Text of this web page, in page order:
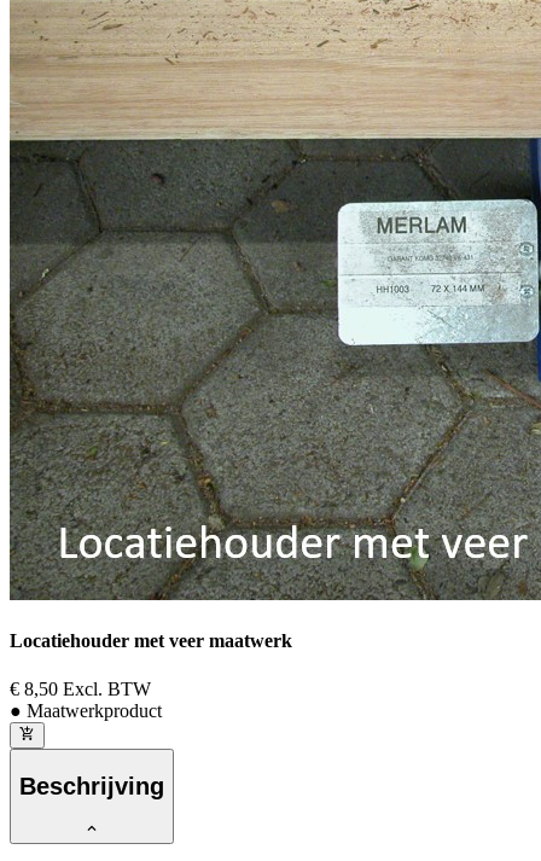
Locatiehouder met veer maatwerk
€ 8,50 Excl. BTW
● Maatwerkproduct
Beschrijving